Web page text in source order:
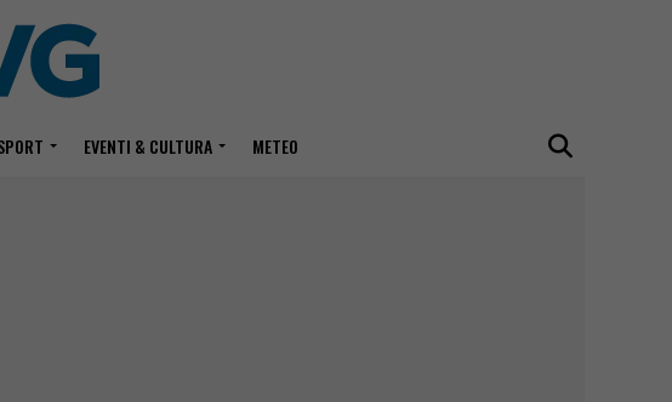
EVENTI & CULTURA METEO